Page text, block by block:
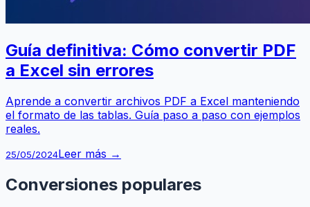
Guía definitiva: Cómo convertir PDF
a Excel sin errores
Aprende a convertir archivos PDF a Excel manteniendo
el formato de las tablas. Guía paso a paso con ejemplos
reales.
25/05/2024Leer más →
Conversiones populares